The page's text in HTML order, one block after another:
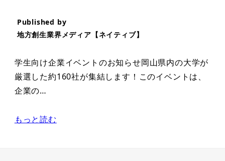
Published by
地方創生業界メディア【ネイティブ】
学生向け企業イベントのお知らせ岡山県内の大学が
厳選した約160社が集結します！このイベントは、
企業の…
もっと読む